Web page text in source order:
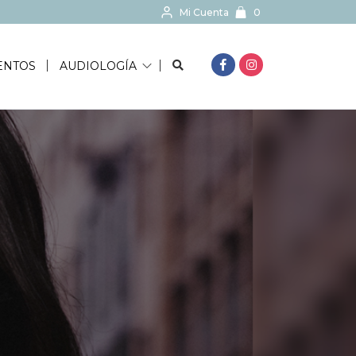
Mi Cuenta 0
AUDIOLOGÍA BUSCAR...